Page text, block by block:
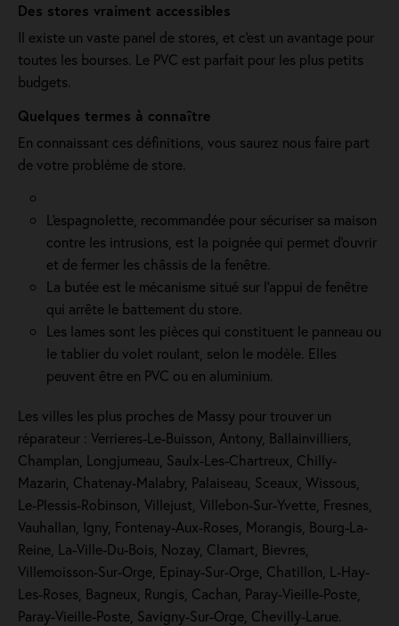
Des stores vraiment accessibles
Il existe un vaste panel de stores, et c'est un avantage pour
toutes les bourses. Le PVC est parfait pour les plus petits
budgets.
Quelques termes à connaître
En connaissant ces définitions, vous saurez nous faire part
de votre problème de store.
L'espagnolette, recommandée pour sécuriser sa maison
contre les intrusions, est la poignée qui permet d'ouvrir
et de fermer les châssis de la fenêtre.
La butée est le mécanisme situé sur l’appui de fenêtre
qui arrête le battement du store.
Les lames sont les pièces qui constituent le panneau ou
le tablier du volet roulant, selon le modèle. Elles
peuvent être en PVC ou en aluminium.
Les villes les plus proches de Massy pour trouver un
réparateur : Verrieres-Le-Buisson, Antony, Ballainvilliers,
Champlan, Longjumeau, Saulx-Les-Chartreux, Chilly-
Mazarin, Chatenay-Malabry, Palaiseau, Sceaux, Wissous,
Le-Plessis-Robinson, Villejust, Villebon-Sur-Yvette, Fresnes,
Vauhallan, Igny, Fontenay-Aux-Roses, Morangis, Bourg-La-
Reine, La-Ville-Du-Bois, Nozay, Clamart, Bievres,
Villemoisson-Sur-Orge, Epinay-Sur-Orge, Chatillon, L-Hay-
Les-Roses, Bagneux, Rungis, Cachan, Paray-Vieille-Poste,
Paray-Vieille-Poste, Savigny-Sur-Orge, Chevilly-Larue.